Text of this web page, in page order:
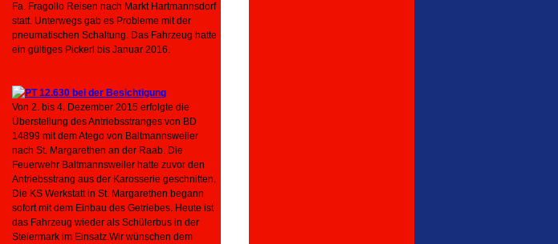
Fa. Fragollo Reisen nach Markt Hartmannsdorf
statt. Unterwegs gab es Probleme mit der
pneumatischen Schaltung. Das Fahrzeug hatte
ein gültiges Pickerl bis Januar 2016.
Von 2. bis 4. Dezember 2015 erfolgte die
Überstellung des Antriebsstranges von BD
14899 mit dem Atego von Baltmannsweiler
nach St. Margarethen an der Raab. Die
Feuerwehr Baltmannsweiler hatte zuvor den
Antriebsstrang aus der Karosserie geschnitten.
Die KS Werkstatt in St. Margarethen begann
sofort mit dem Einbau des Getriebes. Heute ist
das Fahrzeug wieder als Schülerbus in der
Steiermark im Einsatz.Wir wünschen dem